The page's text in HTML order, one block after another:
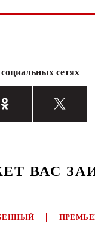
сетях
ВАС